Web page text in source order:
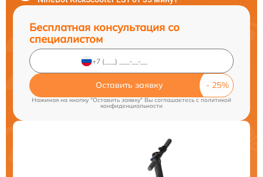
Бесплатная консультация со
специалистом
Оставить заявку
Нажимая на кнопку "Оставить заявку" Вы соглашаетесь c политикой
конфиденциальности